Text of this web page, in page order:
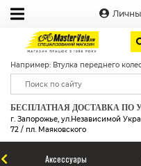
Например: Втулка переднего
БЕСПЛАТНАЯ ДОСТАВКА ПО
г. Запорожье, ул.Независимой
72 / пл. Маяковского
Аксессуары